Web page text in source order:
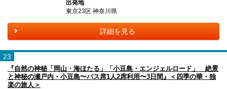
出発地
東京23区 神奈川県
詳細を見る
23
『自然の神秘「岡山・海ほたる」「小豆島・エンジェルロード」 絶景
と神秘の瀬戸内・小豆島〜バス席1人2席利用〜3日間』＜四季の華・独
楽の旅人＞